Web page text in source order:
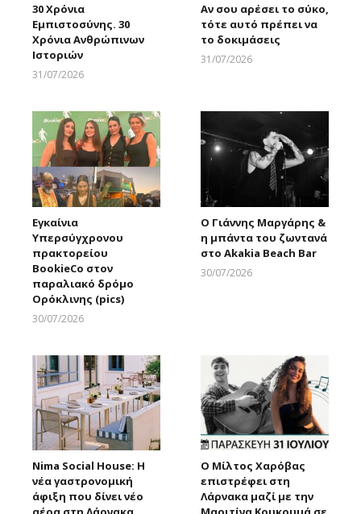
30 Χρόνια
Εμπιστοσύνης. 30
Χρόνια Ανθρώπινων
Ιστοριών
31/07/2026
Αν σου αρέσει το σύκο,
τότε αυτό πρέπει να
το δοκιμάσεις
31/07/2026
Εγκαίνια
Υπερσύγχρονου
πρακτορείου
BookieCo στον
παραλιακό δρόμο
Ορόκλινης (pics)
30/07/2026
Ο Γιάννης Μαργάρης &
η μπάντα του ζωντανά
στο Akakia Beach Bar
30/07/2026
Nima Social House: Η
νέα γαστρονομική
άφιξη που δίνει νέο
Ο Μίλτος Χαρόβας
επιστρέφει στη
Λάρνακα μαζί με την